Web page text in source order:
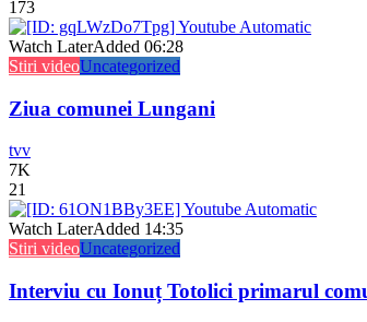
173
Watch LaterAdded 06:28
Stiri videoUncategorized
Ziua comunei Lungani
tvv
7K
21
Watch LaterAdded 14:35
Stiri videoUncategorized
Interviu cu Ionuț Totolici primarul